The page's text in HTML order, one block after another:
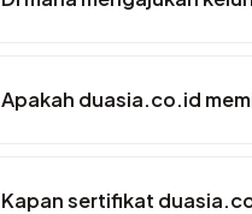
Apakah duasia.co.id
Kapan sertifikat